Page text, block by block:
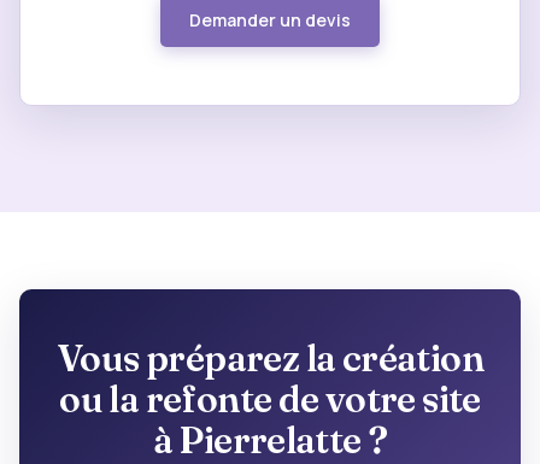
Demander un devis
Vous préparez la création
ou la refonte de votre site
à Pierrelatte ?